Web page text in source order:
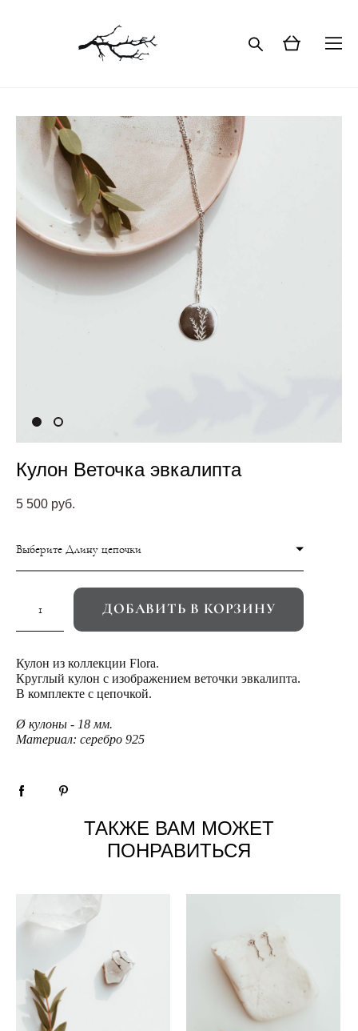
Кулон Веточка эвкалипта
5 500 pуб.
Выберите Длину цепочки
ДОБАВИТЬ В КОРЗИНУ
Кулон из коллекции Flora.
Круглый кулон с изображением веточки эвкалипта.
В комплекте с цепочкой.
Ø кулоны - 18 мм.
Материал: серебро 925
ТАКЖЕ ВАМ МОЖЕТ
ПОНРАВИТЬСЯ